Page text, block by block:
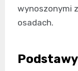
wynoszonymi
osadach.